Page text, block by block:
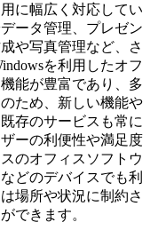
に幅広く対応してい
ータ管理、プレゼン
や写真管理など、さ
を利用したオフ
能が豊富であり、多
ため、新しい機能や
存のサービスも常に
ーの利便性や満足度
のオフィスソフトウ
どのデバイスでも利
場所や状況に制約さ
できます。